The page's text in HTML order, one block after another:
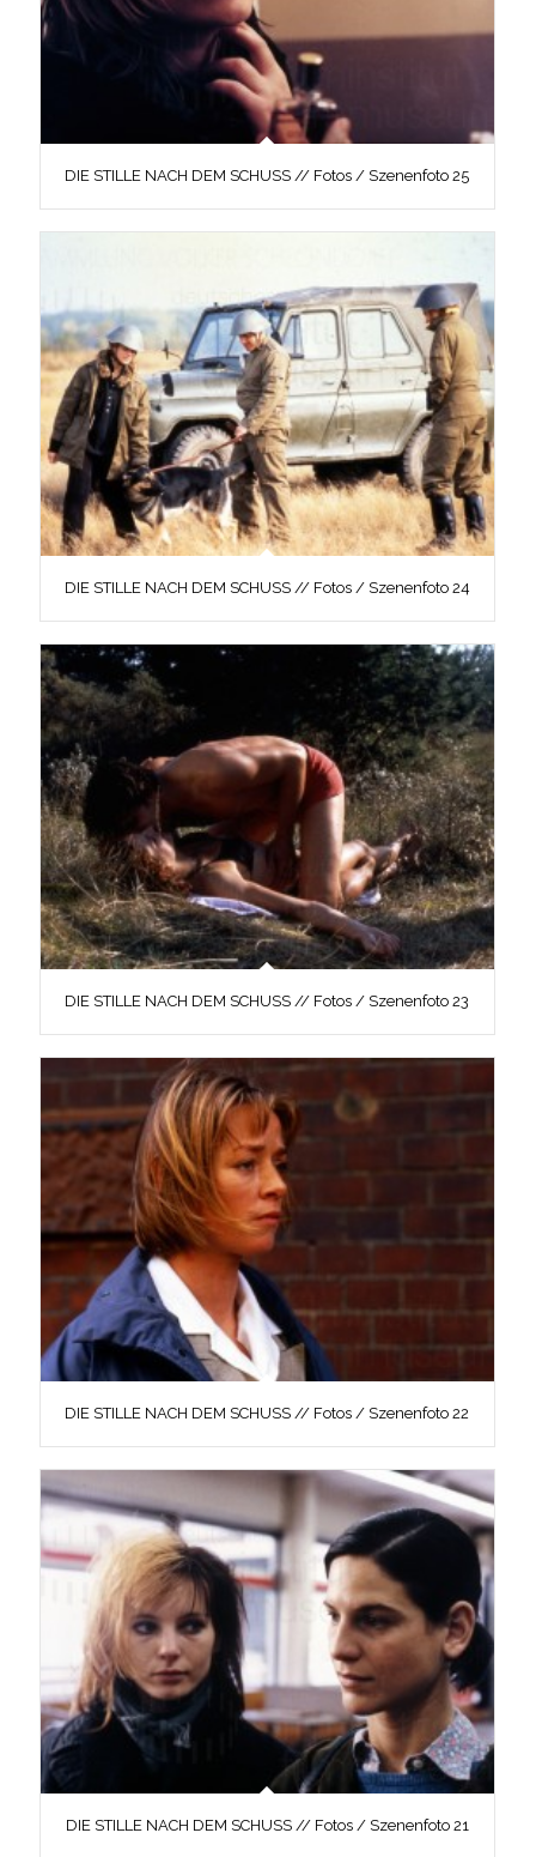
DIE STILLE NACH DEM SCHUSS // Fotos / Szenenfoto 25
DIE STILLE NACH DEM SCHUSS // Fotos / Szenenfoto 24
DIE STILLE NACH DEM SCHUSS // Fotos / Szenenfoto 23
DIE STILLE NACH DEM SCHUSS // Fotos / Szenenfoto 22
DIE STILLE NACH DEM SCHUSS // Fotos / Szenenfoto 21